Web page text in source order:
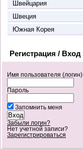
Швейцария
Швеция
Южная Корея
Регистрация / Вход
Имя пользователя (логин)
Пароль
Запомнить меня
Забыли логин?
Нет учетной записи?
Зарегистрироваться